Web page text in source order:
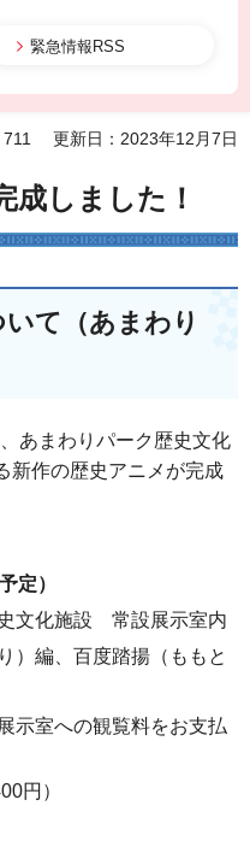
緊急情報RSS
更新日：2023年12月7日
成しました！
て（あまわり
あまわりパーク歴史文化
新作の歴史アニメが完成
定）
文化施設 常設展示室内
）編、百度踏揚（ももと
示室への観覧料をお支払
円）